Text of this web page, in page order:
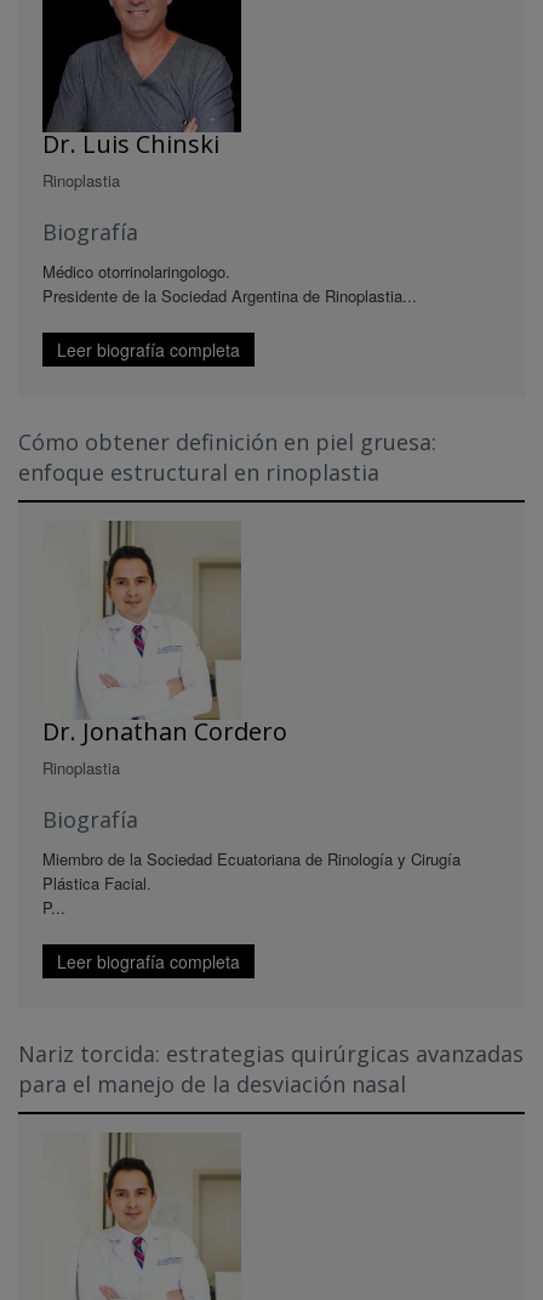
Dr. Luis Chinski
Rinoplastia
Biografía
Médico otorrinolaringologo.
Presidente de la Sociedad Argentina de Rinoplastia...
Leer biografía completa
Cómo obtener definición en piel gruesa:
enfoque estructural en rinoplastia
Dr. Jonathan Cordero
Rinoplastia
Biografía
Miembro de la Sociedad Ecuatoriana de Rinología y Cirugía
Plástica Facial.
P...
Leer biografía completa
Nariz torcida: estrategias quirúrgicas avanzadas
para el manejo de la desviación nasal